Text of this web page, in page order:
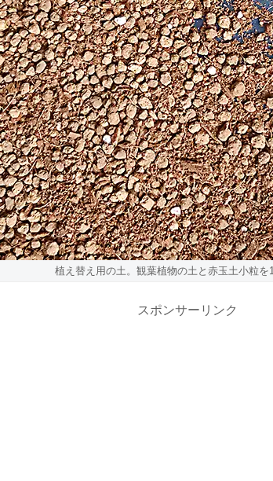
植え替え用の土。観葉植物の土と赤玉土小粒を
スポンサーリンク